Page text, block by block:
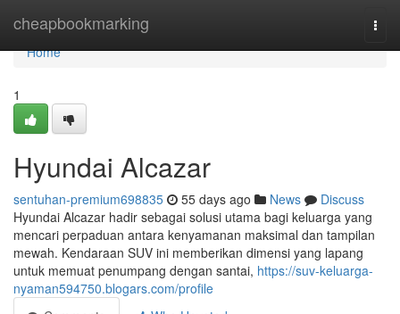
cheapbookmarking
Home
Home
1
Hyundai Alcazar
sentuhan-premium698835 55 days ago News
Discuss
Hyundai Alcazar hadir sebagai solusi utama bagi keluarga yang
mencari perpaduan antara kenyamanan maksimal dan tampilan
mewah. Kendaraan SUV ini memberikan dimensi yang lapang
untuk memuat penumpang dengan santai, https://suv-keluarga-
nyaman594750.blogars.com/profile